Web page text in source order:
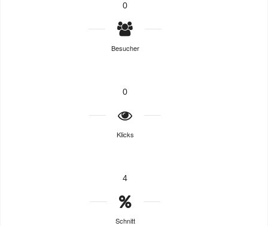
0
Besucher
0
Klicks
4
Schnitt